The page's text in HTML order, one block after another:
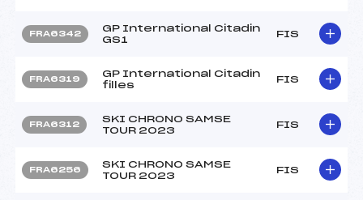
FRA6342
GP International Citadin
GS1
FIS
FRA6319
GP International Citadin
filles
FIS
FRA6312
SKI CHRONO SAMSE
TOUR 2023
FIS
FRA6256
SKI CHRONO SAMSE
TOUR 2023
FIS